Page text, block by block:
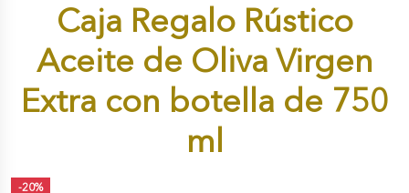
Caja Regalo Rústico
Aceite de Oliva Virgen
Extra con botella de 750
ml
-20%